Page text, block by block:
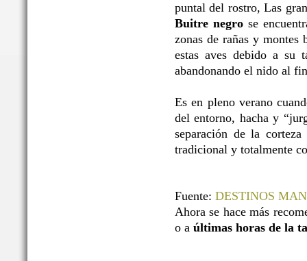
puntal del rostro, Las
Buitre negrose
zonas de rañas y
estas aves debido a su
abandonando el nido al
Es en pleno verano
del entorno, hacha y
separación de la
tradicional y totalmente
Fuente: DESTINOS
Ahora se hace más
o a últimas horas de la